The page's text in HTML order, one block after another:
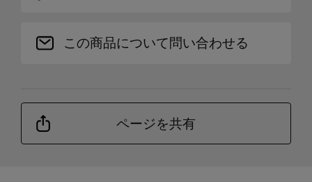
この商品について問い合わせる
ページを共有